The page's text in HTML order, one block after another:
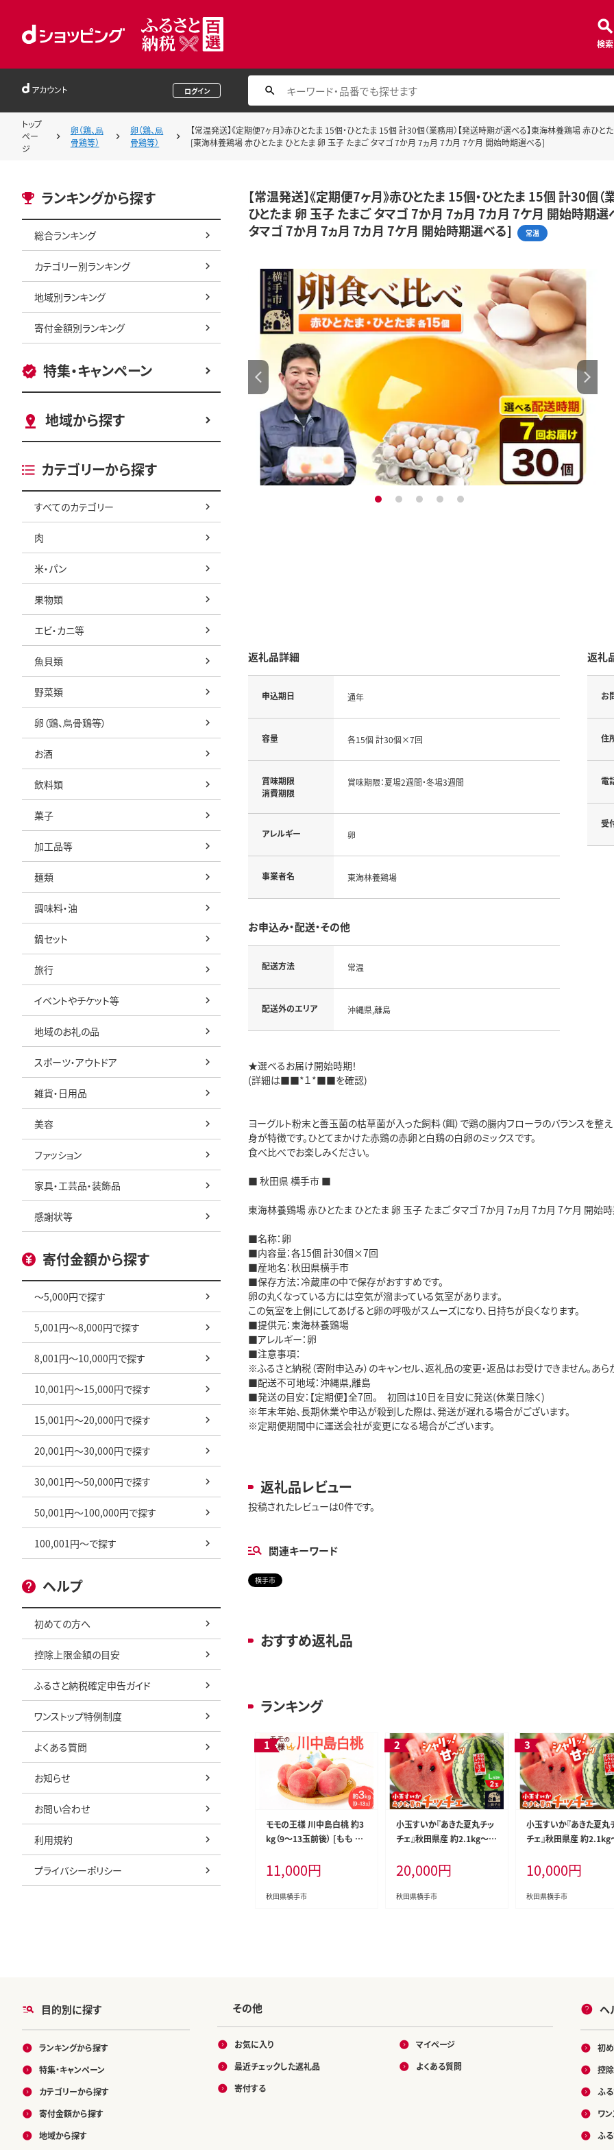
検索
アカウント ログイン
トップ
ペー
ジ
卵（鶏、烏
骨鶏等）
卵（鶏、烏
骨鶏等）
【常温発送】《定期便7ヶ月》赤ひとたま 15個・ひとたま 15個 計30個（業務用）【発送時期が選べる】東海林養鶏場 赤
[東海林養鶏場 赤ひとたま ひとたま 卵 玉子 たまご タマゴ 7か月 7ヵ月 7カ月 7ケ月 開始時期選べる]
ランキングから探す
総合ランキング
カテゴリー別ランキング
地域別ランキング
寄付金額別ランキング
特集・キャンペーン
地域から探す
カテゴリーから探す
すべてのカテゴリー
肉
米・パン
果物類
エビ・カニ等
魚貝類
野菜類
卵（鶏、烏骨鶏等）
お酒
飲料類
菓子
加工品等
麺類
調味料・油
鍋セット
旅行
イベントやチケット等
地域のお礼の品
スポーツ・アウトドア
雑貨・日用品
美容
ファッション
家具・工芸品・装飾品
感謝状等
寄付金額から探す
～5,000円で探す
5,001円～8,000円で探す
8,001円～10,000円で探す
10,001円～15,000円で探す
15,001円～20,000円で探す
20,001円～30,000円で探す
30,001円～50,000円で探す
50,001円～100,000円で探す
100,001円～で探す
ヘルプ
初めての方へ
控除上限金額の目安
ふるさと納税確定申告ガイド
ワンストップ特例制度
よくある質問
お知らせ
お問い合わせ
利用規約
プライバシーポリシー
【常温発送】《定期便7ヶ月》赤ひとたま 15個・ひとたま 15個 計30個
ひとたま 卵 玉子 たまご タマゴ 7か月 7ヵ月 7カ月 7ケ月 開始時期
タマゴ 7か月 7ヵ月 7カ月 7ケ月 開始時期選べる]
常温
1 2 3 4 5
返礼品詳細
申込期日 通年
容量 各15個 計30個×7回
賞味期限
消費期限
賞味期限：夏場2週間・冬場3週間
アレルギー 卵
事業者名 東海林養鶏場
お申込み・配送・その他
配送方法 常温
配送外のエリア 沖縄県,離島
返礼
お
住
電
受
★選べるお届け開始時期！
(詳細は■■*１*■■を確認)
ヨーグルト粉末と善玉菌の枯草菌が入った飼料（餌）で鶏の腸内フローラのバランスを整
身が特徴です。ひとてまかけた赤鶏の赤卵と白鶏の白卵のミックスです。
食べ比べでお楽しみください。
■ 秋田県 横手市 ■
東海林養鶏場 赤ひとたま ひとたま 卵 玉子 たまご タマゴ 7か月 7ヵ月 7カ月 7ケ月 開始
■名称：卵
■内容量：各15個 計30個×7回
■産地名：秋田県横手市
■保存方法：冷蔵庫の中で保存がおすすめです。
卵の丸くなっている方には空気が溜まっている気室があります。
この気室を上側にしてあげると卵の呼吸がスムーズになり、日持ちが良くなります。
■提供元：東海林養鶏場
■アレルギー：卵
■注意事項：
※ふるさと納税（寄附申込み）のキャンセル、返礼品の変更・返品はお受けできません。あら
■配送不可地域：沖縄県,離島
■発送の目安：【定期便】全7回。 初回は10日を目安に発送(休業日除く)
※年末年始、長期休業や申込が殺到した際は、発送が遅れる場合がございます。
※定期便期間中に運送会社が変更になる場合がございます。
返礼品レビュー
投稿されたレビューは0件です。
関連キーワード
横手市
おすすめ返礼品
ランキング
モモの王様 川中島白桃 約3
kg（9～13玉前後） [もも モ
ツ 産地直送 お取り寄せ]
11,000円
秋田県横手市
小玉すいか『あきた夏丸チッ
チェ』秋田県産 約2.1kg～2.
瓜 小玉すいか 小玉スイカ
甘い あきた 秋田 オリジナル
品種 夏果物 夏フルーツ あ
20,000円
秋田県横手市
小玉すいか『あきた夏丸
チェ』秋田県産 約2.1kg
瓜 小玉すいか 小玉スイカ
甘い あきた 秋田 オリジ
品種 夏果物 夏フルーツ
10,000円
秋田県横手市
目的別に探す
ランキングから探す
特集・キャンペーン
カテゴリーから探す
寄付金額から探す
地域から探す
その他
お気に入り
最近チェックした返礼品
寄付する
マイページ
よくある質問
ヘ
初
控
ふ
ワ
ふる